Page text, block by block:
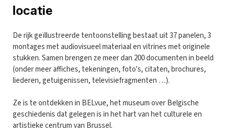
locatie
De rijk geïllustreerde tentoonstelling bestaat uit 37 panelen, 3
montages met audiovisueel materiaal en vitrines met originele
stukken. Samen brengen ze meer dan 200 documenten in beeld
(onder meer affiches, tekeningen, foto's, citaten, brochures,
liederen, getuigenissen, televisiefragmenten …).
Ze is te ontdekken in BELvue, het museum over Belgische
geschiedenis dat gelegen is in het hart van het culturele en
artistieke centrum van Brussel.